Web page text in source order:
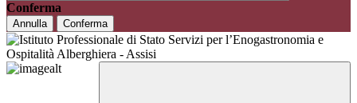
Conferma
Annulla Conferma